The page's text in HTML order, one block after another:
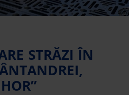
STRĂZI ÎN